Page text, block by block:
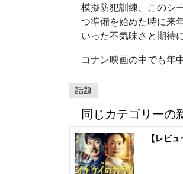
模擬防犯訓練、このシ
つ準備を始めた時に来
いった不気味さと期待
コナン映画の中でも年
話題
同じカテゴリーの
【レビ